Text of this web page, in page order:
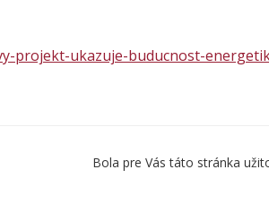
projekt-ukazuje-buducnost-
Bola pre Vás táto stránka